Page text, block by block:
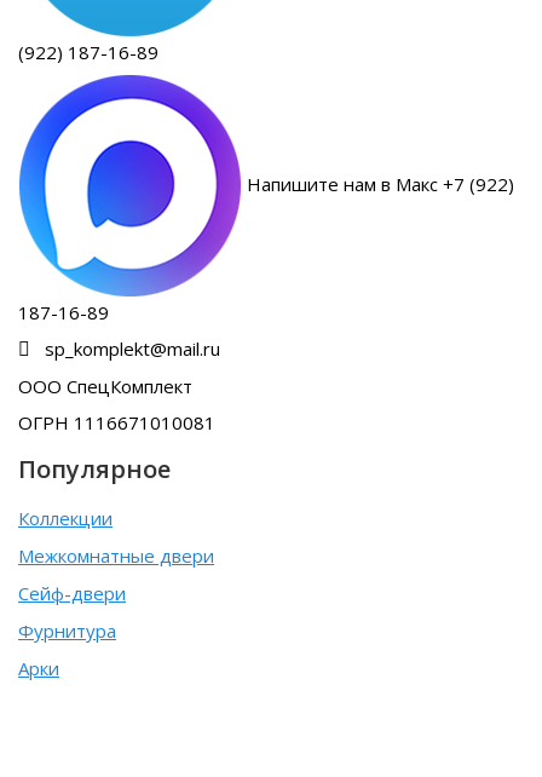
(922) 187-16-89
Напишите нам в Макс +7 (922)
187-16-89
sp_komplekt@mail.ru
ООО СпецКомплект
ОГРН 1116671010081
Популярное
Коллекции
Межкомнатные двери
Сейф-двери
Фурнитура
Арки